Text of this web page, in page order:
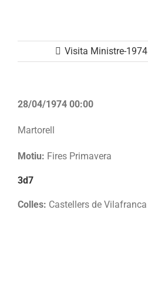
Visita Ministre-1974
28/04/1974 00:00
Martorell
Motiu: Fires Primavera
3d7
Colles: Castellers de Vilafranca